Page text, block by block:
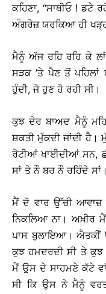
ਕਹਿਣਾ, ‘‘ਸਾਥੀਓ !
ਅੰਗਰੇਜ਼ ਯਰਕਿਆ ਹੀ
ਮੈਨੂੰ ਅੱਜ ਰਹਿ ਰਹਿ ਕੇ
ਸੜਕ ’ਤੇ ਪੈਣ ਤੋਂ ਪਹਿਲਾਂ
ਹੁੰਦੀ, ਜੋ ਹੁਣ ਹੋ ਰਹੀ ਸੀ।
ਕੁਝ ਦੇਰ ਬਾਅਦ ਮੈਨੂੰ
ਸ਼ਕਤੀ ਮੁੱਕਦੀ ਜਾਂਦੀ ਹੈ।
ਰੋਟੀਆਂ ਖਾਈਦੀਆਂ ਸਨ,
ਸਾਂ ਤੇ ਨੌ ਬਰ ਨੌ ਰਹਿੰਦੇ
ਮੈਂ ਦੋ ਵਾਰ ਉੱਚੀ ਆਵਾਜ਼
ਨਿਕਲਿਆ ਨਾ। ਅਖ਼ੀਰ
ਪਾਸ ਬੁਲਾਇਆ। ਐਤਕੀਂ
ਕੁਝ ਹਮਦਰਦੀ ਸੀ ਤੇ ਕੁਝ
ਮੈਂ ਉਸ ਦੇ ਸਾਹਮਣੇ ਕੱਟੇ
ਸੀ ਕਿ ਉਸ ਨੇ ਮੈਨੂੰ